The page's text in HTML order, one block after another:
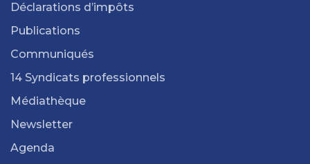
Déclarations d’impôts
Publications
Communiqués
14 Syndicats professionnels
Médiathèque
Newsletter
Agenda